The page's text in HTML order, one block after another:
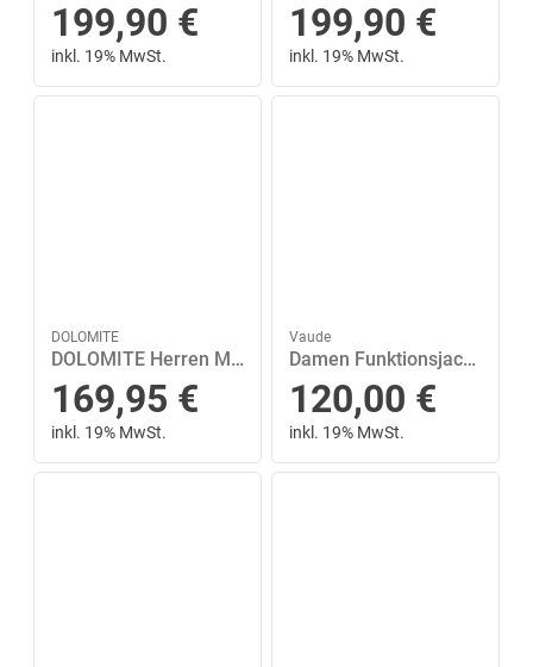
199,90 €
inkl. 19% MwSt.
199,90 €
inkl. 19% MwSt.
DOLOMITE
DOLOMITE Herren Multif.-Halbschuhe 54 Low GTX 39 ½ in Grau
169,95 €
inkl. 19% MwSt.
Vaude
Damen Funktionsjacke VAUDE Damen Kapuzen Jacke Escape Light 46 in Grün
120,00 €
inkl. 19% MwSt.